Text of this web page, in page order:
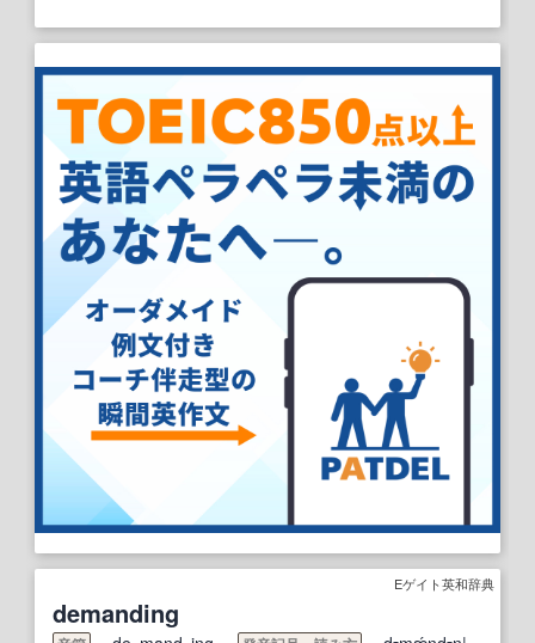
Eゲイト英和辞典
demanding